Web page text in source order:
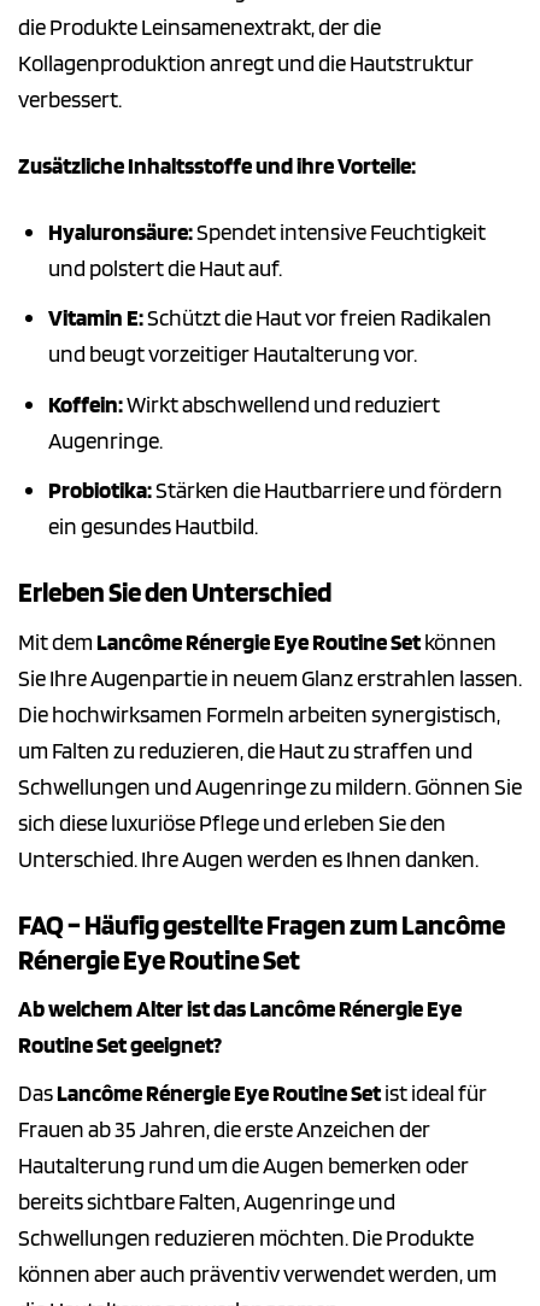
die Produkte Leinsamenextrakt, der die
Kollagenproduktion anregt und die Hautstruktur
verbessert.
Zusätzliche Inhaltsstoffe und ihre Vorteile:
Hyaluronsäure:Spendet intensive Feuchtigkeit
und polstert die Haut auf.
Vitamin E:Schützt die Haut vor freien Radikalen
und beugt vorzeitiger Hautalterung vor.
Koffein:Wirkt abschwellend und reduziert
Augenringe.
Probiotika:Stärken die Hautbarriere und fördern
ein gesundes Hautbild.
Erleben Sie den Unterschied
Mit demLancôme Rénergie Eye Routine Setkönnen
Sie Ihre Augenpartie in neuem Glanz erstrahlen lassen.
Die hochwirksamen Formeln arbeiten synergistisch,
um Falten zu reduzieren, die Haut zu straffen und
Schwellungen und Augenringe zu mildern. Gönnen Sie
sich diese luxuriöse Pflege und erleben Sie den
Unterschied. Ihre Augen werden es Ihnen danken.
FAQ – Häufig gestellte Fragen zum Lancôme
Rénergie Eye Routine Set
Ab welchem Alter ist das Lancôme Rénergie Eye
Routine Set geeignet?
DasLancôme Rénergie Eye Routine Setist ideal für
Frauen ab 35 Jahren, die erste Anzeichen der
Hautalterung rund um die Augen bemerken oder
bereits sichtbare Falten, Augenringe und
Schwellungen reduzieren möchten. Die Produkte
können aber auch präventiv verwendet werden, um